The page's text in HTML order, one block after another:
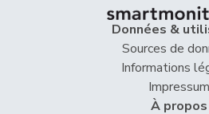
Données &
Sources de
Informations
Impressum
À propos